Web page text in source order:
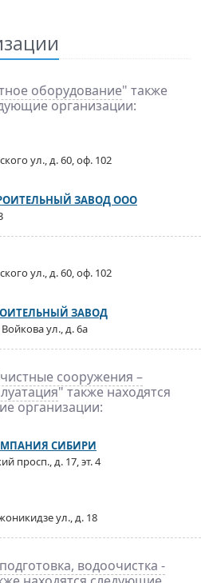
оборудование" также
организации:
ул., д. 60, оф. 102
ЗАВОД ООО
ул., д. 60, оф. 102
ЗАВОД
ул., д. 6а
сооружения –
" также находятся
организации:
СИБИРИ
просп., д. 17, эт. 4
ул., д. 18
водоочистка -